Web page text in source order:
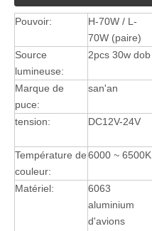
Pouvoir:
H-70W / L-
70W (paire)
Source
lumineuse:
2pcs 30w dob
Marque de
puce:
san'an
tension:
DC12V-24V
Température de
couleur:
6000 ~ 6500K
Matériel:
6063
aluminium
d'avions